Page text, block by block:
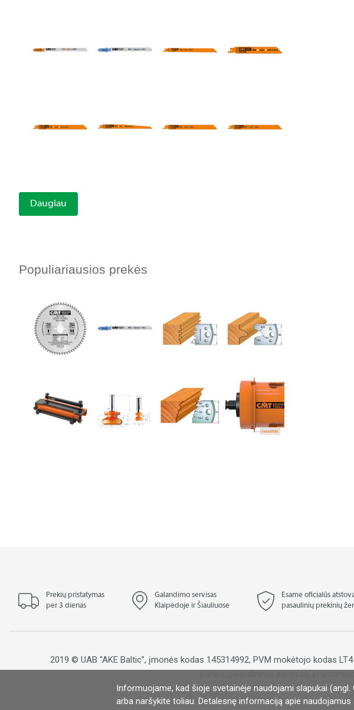
Informuojame, kad šioje svetainėje naudojami slapukai
arba naršykite toliau. Detalesnę informaciją apie
Daugiau
Populiariausios prekės
Prekių pristatymas
per 3 dienas
Galandimo servisas
Klaipėdoje ir Šiauliuose
Esame oficialūs
pasaulinių prekinių
2019 © UAB “AKE Baltic”, įmonės kodas 145314992, PVM mokėtojo kodas
Svetainių talpinimas: